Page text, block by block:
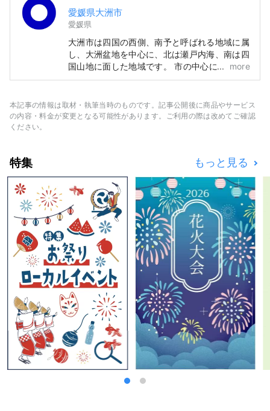
愛媛県大洲市
愛媛県
大洲市は四国の西側、南予と呼ばれる地域に属
し、大洲盆地を中心に、北は瀬戸内海、南は四
国山地に面した地域です。 市の中心には清
流・肱川が流れ、その名の由来ともいわれるよ
ることで、自然・歴史文化・名産品に多くの恵
みをもたらしました。 江戸の昔、大洲城の城
more
本記事の情報は取材・執筆当時のものです。記事公開後に商品やサービス
の内容・料金が変更となる可能性があります。ご利用の際は改めてご確認
ください。
特集 もっと見る